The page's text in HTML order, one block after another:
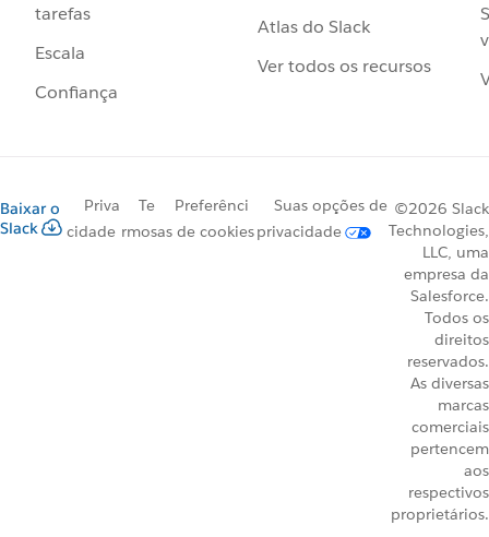
tarefas
Escala
Confiança
Atlas do Slack
Ver todos os recursos
Baixar o
Slack
Priva
cidade
Te
rmos
Preferênci
as de cookies
Suas opções de
privacidade
©2026 Slack
Technologies,
LLC, uma
empresa da
Salesforce.
Todos os
direitos
reservados.
As diversas
marcas
comerciais
pertencem
aos
respectivos
proprietários.